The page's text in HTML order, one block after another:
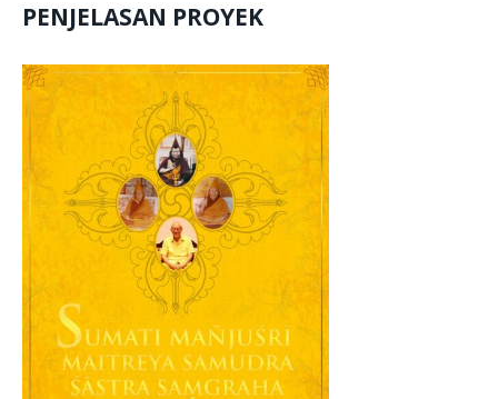
PENJELASAN PROYEK